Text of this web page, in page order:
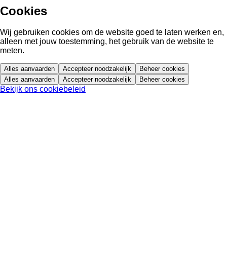
Cookies
Wij gebruiken cookies om de website goed te laten werken en,
alleen met jouw toestemming, het gebruik van de website te
meten.
Alles aanvaarden Accepteer noodzakelijk
Beheer cookies
Alles aanvaarden
Accepteer noodzakelijk Beheer cookies
Bekijk ons cookiebeleid